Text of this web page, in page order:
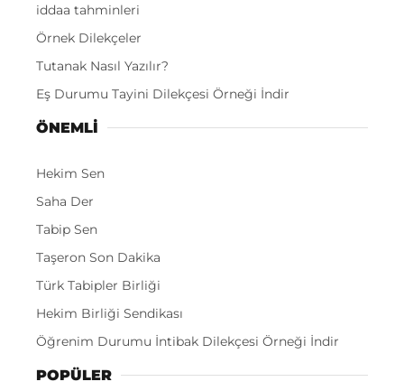
iddaa tahminleri
Örnek Dilekçeler
Tutanak Nasıl Yazılır?
Eş Durumu Tayini Dilekçesi Örneği İndir
ÖNEMLI
Hekim Sen
Saha Der
Tabip Sen
Taşeron Son Dakika
Türk Tabipler Birliği
Hekim Birliği Sendikası
Öğrenim Durumu İntibak Dilekçesi Örneği İndir
POPÜLER